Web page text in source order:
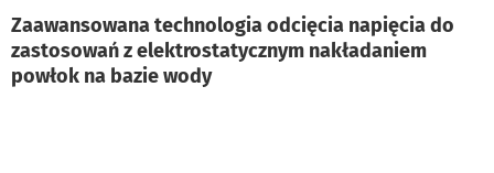
Zaawansowana technologia odcięcia napięcia do
zastosowań z elektrostatycznym nakładaniem
powłok na bazie wody